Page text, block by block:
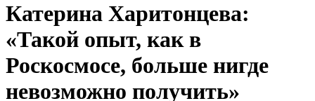
Катерина Харитонцева:
«Такой опыт, как в
Роскосмосе, больше нигде
невозможно получить»